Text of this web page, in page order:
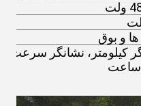
و بوق
کیلومتر، نشانگر سرعت،
ساعت